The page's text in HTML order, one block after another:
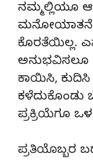
ನಮ್ಮಲ್ಲಿಯೂ ಆ
ಕೊರತೆಯಿಲ್ಲ.
ಅನುಭವಿಸಲೂ
ಕಾಯಿಸಿ,
ಪ್ರಕ್ರಿಯೆಗೂ
ಪ್ರತಿಯೊಬ್ಬರ